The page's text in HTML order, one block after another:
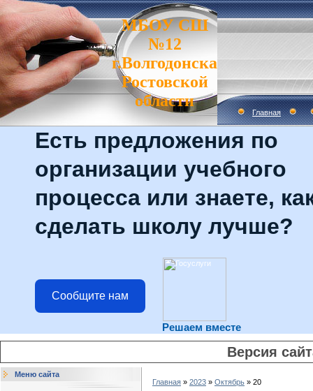
МБОУ СШ
№12
г.Волгодонска
Ростовской
области
Главная
Есть предложения по
организации учебного
процесса или знаете,
сделать школу лучше?
Сообщите нам
Решаем вместе
Версия
Меню сайта
Главная » 2023 » Октябрь » 20